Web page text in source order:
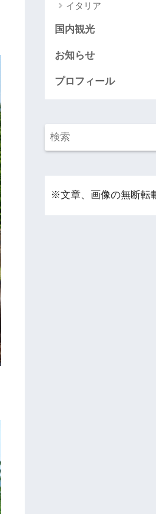
イタリア
国内観光
お知らせ
プロフィール
※文章、画像の無断転